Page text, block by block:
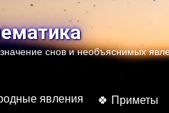
снов и необъяснимых
явления 🍀 Приметы